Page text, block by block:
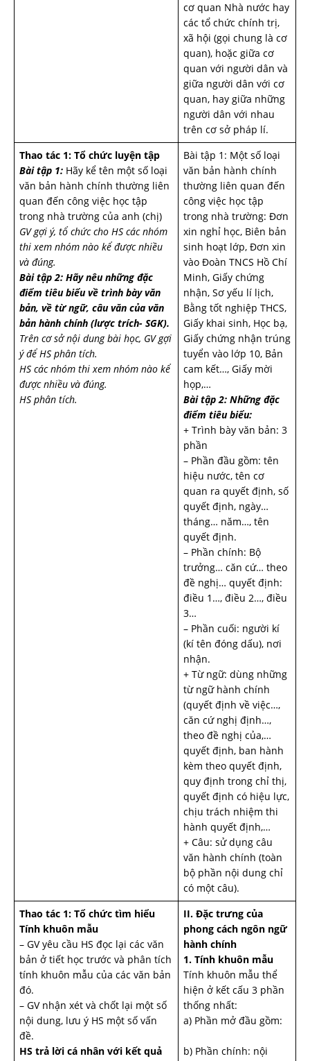
cơ quan Nhà nước hay
các tổ chức chính trị,
xã hội (gọi chung là cơ
quan), hoặc giữa cơ
quan với người dân và
giữa người dân với cơ
quan, hay giữa những
người dân với nhau
trên cơ sở pháp lí.
Thao tác 1: Tổ chức luyện tập
Bài tập 1: Hãy kể tên một số loại
văn bản hành chính thường liên
quan đến công việc học tập
trong nhà trường của anh (chị)
GV gợi ý, tổ chức cho HS các nhóm
thi xem nhóm nào kể được nhiều
và đúng.
Bài tập 2: Hãy nêu những đặc
điểm tiêu biểu về trình bày văn
bản, về từ ngữ, câu văn của văn
bản hành chính (lược trích- SGK).
Trên cơ sở nội dung bài học, GV gợi
ý để HS phân tích.
HS các nhóm thi xem nhóm nào kể
được nhiều và đúng.
HS phân tích.
Bài tập 1: Một số loại
văn bản hành chính
thường liên quan đến
công việc học tập
trong nhà trường: Đơn
xin nghỉ học, Biên bản
sinh hoạt lớp, Đơn xin
vào Đoàn TNCS Hồ Chí
Minh, Giấy chứng
nhận, Sơ yếu lí lịch,
Bằng tốt nghiệp THCS,
Giấy khai sinh, Học bạ,
Giấy chứng nhận trúng
tuyển vào lớp 10, Bản
cam kết…, Giấy mời
họp,…
Bài tập 2: Những đặc
điểm tiêu biểu:
+ Trình bày văn bản: 3
phần
– Phần đầu gồm: tên
hiệu nước, tên cơ
quan ra quyết định, số
quyết định, ngày…
tháng… năm…, tên
quyết định.
– Phần chính: Bộ
trưởng… căn cứ… theo
đề nghị… quyết định:
điều 1…, điều 2…, điều
3…
– Phần cuối: người kí
(kí tên đóng dấu), nơi
nhận.
+ Từ ngữ: dùng những
từ ngữ hành chính
(quyết định về việc…,
căn cứ nghị định…,
theo đề nghị của,…
quyết định, ban hành
kèm theo quyết định,
quy định trong chỉ thị,
quyết định có hiệu lực,
chịu trách nhiệm thi
hành quyết định,…
+ Câu: sử dụng câu
văn hành chính (toàn
bộ phần nội dung chỉ
có một câu).
Thao tác 1: Tổ chức tìm hiểu
Tính khuôn mẫu
– GV yêu cầu HS đọc lại các văn
bản ở tiết học trước và phân tích
tính khuôn mẫu của các văn bản
đó.
– GV nhận xét và chốt lại một số
nội dung, lưu ý HS một số vấn
đề.
HS trả lời cá nhân với kết quả
II. Đặc trưng của
phong cách ngôn ngữ
hành chính
1. Tính khuôn mẫu
Tính khuôn mẫu thể
hiện ở kết cấu 3 phần
thống nhất:
a) Phần mở đầu gồm:
b) Phần chính: nội